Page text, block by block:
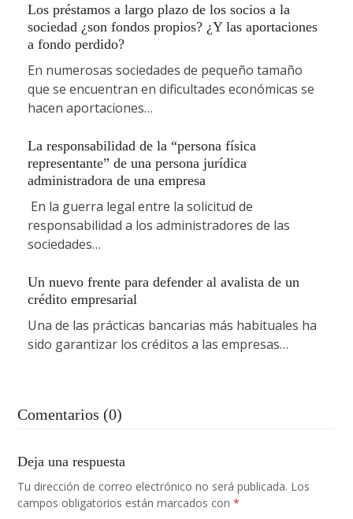
Los préstamos a largo plazo de los socios a la
sociedad ¿son fondos propios? ¿Y las aportaciones
a fondo perdido?
En numerosas sociedades de pequeño tamaño
que se encuentran en dificultades económicas se
hacen aportaciones…
La responsabilidad de la “persona física
representante” de una persona jurídica
administradora de una empresa
En la guerra legal entre la solicitud de
responsabilidad a los administradores de las
sociedades…
Un nuevo frente para defender al avalista de un
crédito empresarial
Una de las prácticas bancarias más habituales ha
sido garantizar los créditos a las empresas…
Comentarios (0)
Deja una respuesta
Tu dirección de correo electrónico no será publicada. Los
campos obligatorios están marcados con*